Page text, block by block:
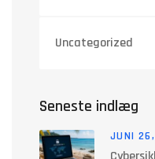
Uncategorized
Seneste indlæg
JUNI